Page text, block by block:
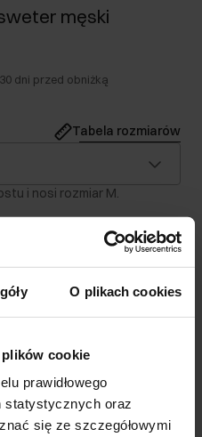
O plikach cookies
cookie
prawidłowego
statystycznych oraz
się ze szczegółowymi
męski
dni przed obniżką
Tabela rozmiarów
i nosi rozmiar M.